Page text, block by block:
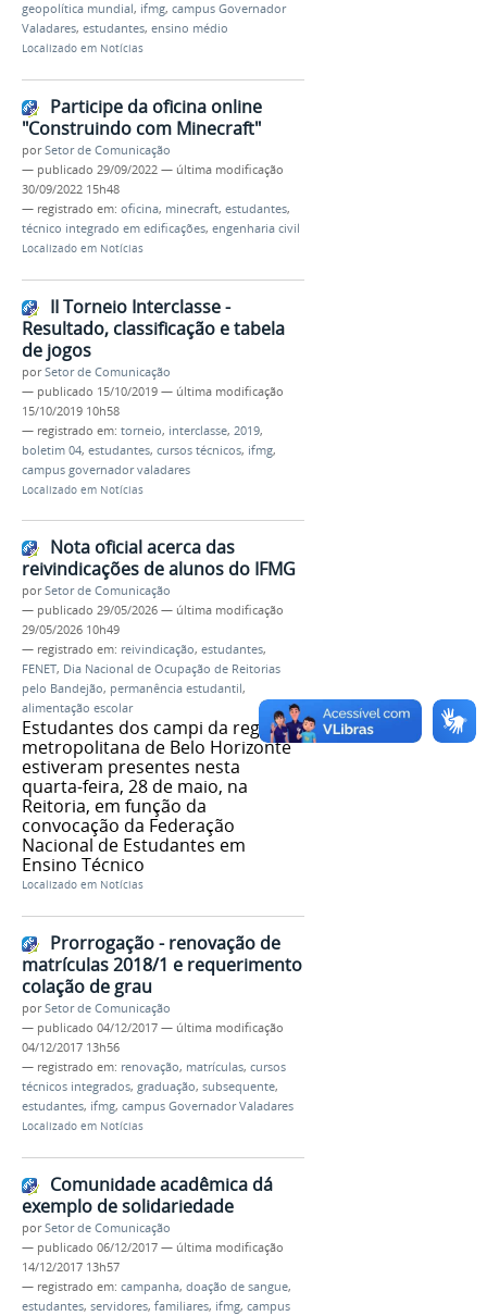
geopolítica mundial, ifmg, campus Governador
Valadares, estudantes, ensino médio
Localizado em Notícias
Participe da oficina online
"Construindo com Minecraft"
porSetor de Comunicação
— publicado 29/09/2022 — última modificação
30/09/2022 15h48
— registrado em: oficina, minecraft, estudantes,
técnico integrado em edificações, engenharia civil
Localizado em Notícias
II Torneio Interclasse -
Resultado, classificação e tabela
de jogos
porSetor de Comunicação
— publicado 15/10/2019 — última modificação
15/10/2019 10h58
— registrado em: torneio, interclasse, 2019,
boletim 04, estudantes, cursos técnicos, ifmg,
campus governador valadares
Localizado em Notícias
Nota oficial acerca das
reivindicações de alunos do IFMG
porSetor de Comunicação
— publicado 29/05/2026 — última modificação
29/05/2026 10h49
— registrado em: reivindicação, estudantes,
FENET, Dia Nacional de Ocupação de Reitorias
pelo Bandejão, permanência estudantil,
alimentação escolar
Estudantes dos campi da região
metropolitana de Belo Horizonte
estiveram presentes nesta
quarta-feira, 28 de maio, na
Reitoria, em função da
convocação da Federação
Nacional de Estudantes em
Ensino Técnico
Localizado em Notícias
Prorrogação - renovação de
matrículas 2018/1 e requerimento
colação de grau
porSetor de Comunicação
— publicado 04/12/2017 — última modificação
04/12/2017 13h56
— registrado em: renovação, matrículas, cursos
técnicos integrados, graduação, subsequente,
estudantes, ifmg, campus Governador Valadares
Localizado em Notícias
Comunidade acadêmica dá
exemplo de solidariedade
porSetor de Comunicação
— publicado 06/12/2017 — última modificação
14/12/2017 13h57
— registrado em: campanha, doação de sangue,
estudantes, servidores, familiares, ifmg, campus